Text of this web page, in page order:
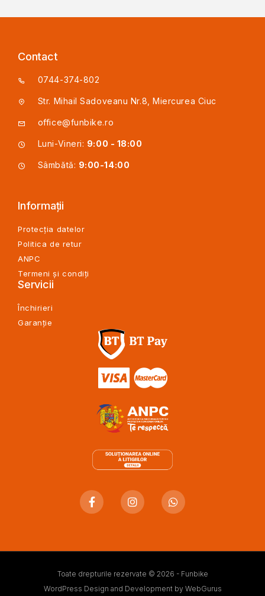
Contact
0744-374-802
Str. Mihail Sadoveanu Nr.8, Miercurea Ciuc
office@funbike.ro
Luni-Vineri: 9:00 - 18:00
Sâmbătă: 9:00-14:00
Informații
Protecția datelor
Politica de retur
ANPC
Termeni și condiți
Servicii
Închirieri
Garanție
Toate drepturile rezervate © 2026 - Funbike
WordPress Design and Development by WebGurus